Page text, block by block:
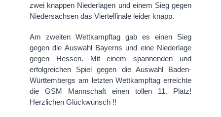
zwei knappen Niederlagen und einem Sieg gegen
Niedersachsen das Viertelfinale leider knapp.
Am zweiten Wettkampftag gab es einen Sieg
gegen die Auswahl Bayerns und eine Niederlage
gegen Hessen. Mit einem spannenden und
erfolgreichen Spiel gegen die Auswahl Baden-
Württembergs am letzten Wettkampftag erreichte
die GSM Mannschaft einen tollen 11. Platz!
Herzlichen Glückwunsch !!